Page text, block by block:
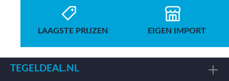
LAAGSTE PRIJZEN EIGEN IMPORT
TEGELDEAL.NL